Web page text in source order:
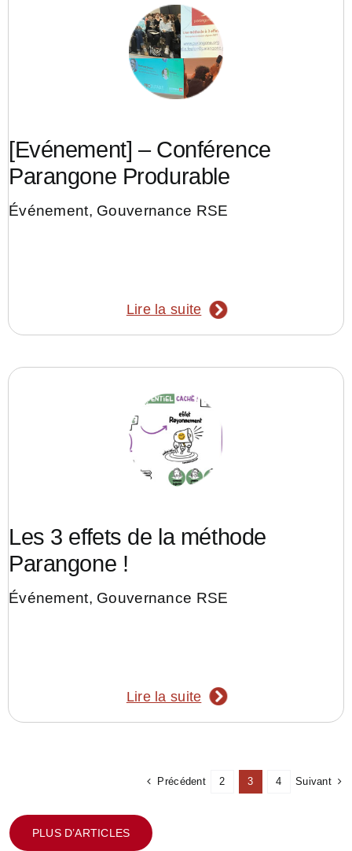
[Evénement] – Conférence
Parangone Produrable
Événement, Gouvernance RSE
Lire la suite
Les 3 effets de la méthode
Parangone !
Événement, Gouvernance RSE
Lire la suite
Précédent 2 3 4 Suivant
PLUS D’ARTICLES